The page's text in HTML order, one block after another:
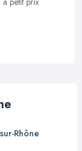
Rhône